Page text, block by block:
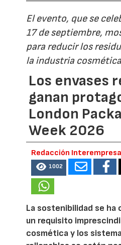
El evento, que se
17 de septiembre,
para reducir los
la industria
Los envases
ganan
London
Week 2026
Redacción
1002
La sostenibilidad se ha
un requisito
cosmética y los